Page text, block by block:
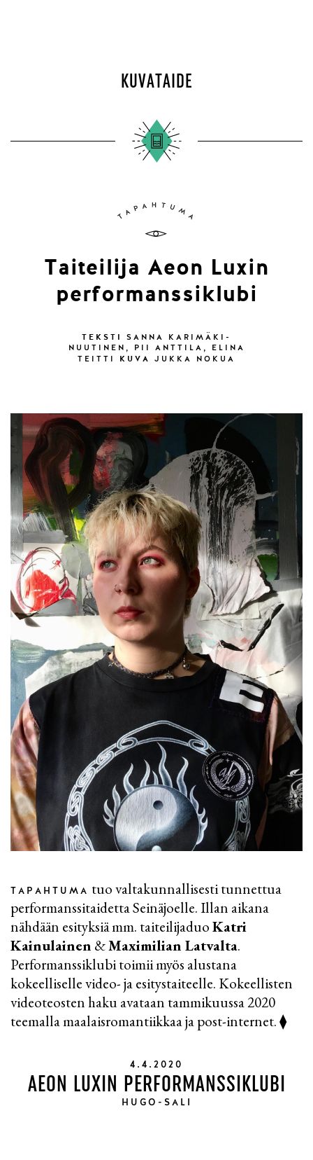
KUVATAIDE
Taiteilija Aeon Luxin
performanssiklubi
TEKSTI
SANNA KARIMÄKI-
NUUTINEN, PII ANTTILA, ELINA
TEITTI KUVA JUKKA NOKUA
TAPAHTUMA
tuo valtakunnallisesti tunnettua
performanssitaidetta Seinäjoelle. Illan aikana
nähdään esityksiä mm. taiteilijaduoKatri
Kainulainen &Maximilian Latvalta.
Performanssiklubi toimii myös alustana
kokeelliselle video- ja esitystaiteelle. Kokeellisten
videoteosten haku avataan tammikuussa 2020
teemalla maalaisromantiikkaa ja post-internet. ⧫
4.4.2020
AEON LUXIN PERFORMANSSIKLUBI
HUGO-SALI